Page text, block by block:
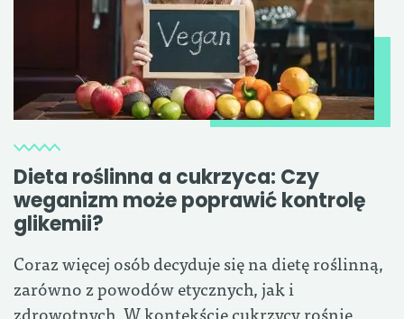
Dieta roślinna a cukrzyca: Czy
weganizm może poprawić kontrolę
glikemii?
Coraz więcej osób decyduje się na dietę roślinną,
zarówno z powodów etycznych, jak i
zdrowotnych. W kontekście cukrzycy rośnie